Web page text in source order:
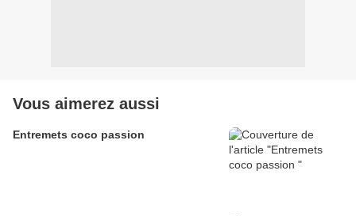
Vous aimerez aussi
Entremets coco passion